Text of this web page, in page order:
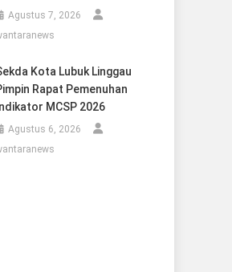
Agustus 7, 2026
Kota Lubuk Linggau
Rapat Pemenuhan
Indikator MCSP 2026
Agustus 6, 2026